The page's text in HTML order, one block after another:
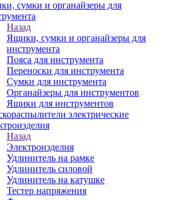
сумки и органайзеры для
Назад
Ящики, сумки и органайзеры для
инструмента
Пояса для инструмента
Переноски для инструмента
Сумки для инструмента
Органайзеры для инструментов
Ящики для инструментов
электрические
Назад
Электроизделия
Удлинитель на рамке
Удлинитель силовой
Удлинитель на катушке
Тестер напряжения